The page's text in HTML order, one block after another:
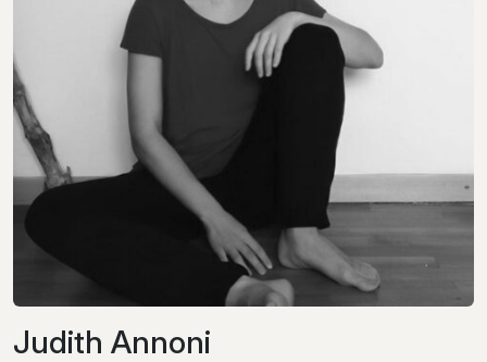
Judith Annoni